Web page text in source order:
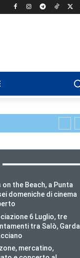
on the Beach, a Punta
domeniche di cinema
6 Luglio, tre
tra Salò, Garda
mercatino,